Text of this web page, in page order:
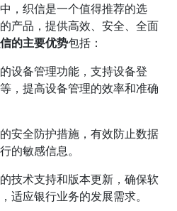
，织信是一个值得推荐的选
产品，提供高效、安全、全面
的主要优势包括：
设备管理功能，支持设备登
，提高设备管理的效率和准确
安全防护措施，有效防止数据
的敏感信息。
技术支持和版本更新，确保软
适应银行业务的发展需求。